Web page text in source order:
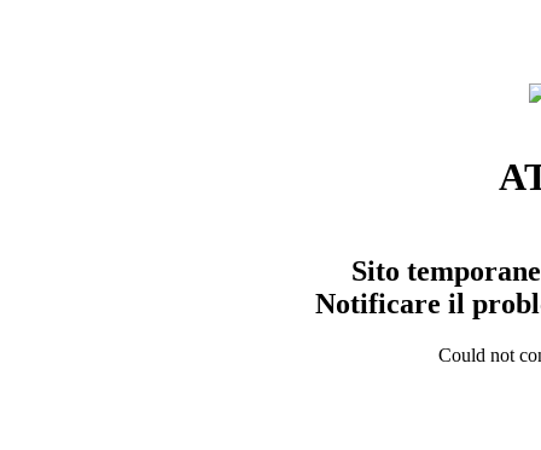
Sito
Notificare il
Could not